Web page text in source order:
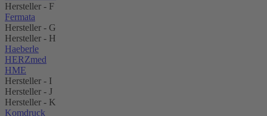
Hersteller - F
Fermata
Hersteller - G
Hersteller - H
Haeberle
HERZmed
HME
Hersteller - I
Hersteller - J
Hersteller - K
Komdruck